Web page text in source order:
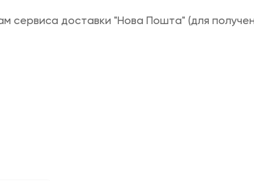
сервиса доставки "Нова Пошта" (для